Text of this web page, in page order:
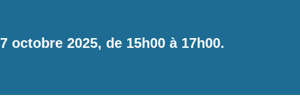
octobre 2025, de 15h00 à 17h00.